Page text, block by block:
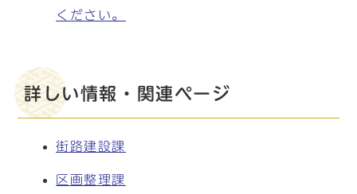
ください。
詳しい情報・関連ページ
街路建設課
区画整理課